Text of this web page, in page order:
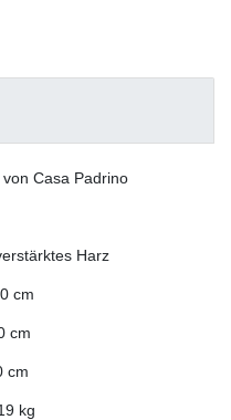
Casa Padrino
Harz
cm
cm
cm
kg